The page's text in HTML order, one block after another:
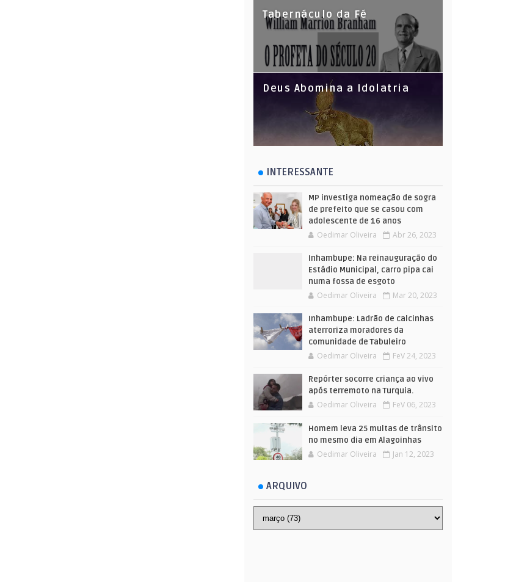
Tabernáculo da Fé
Deus Abomina a Idolatria
INTERESSANTE
MP investiga nomeação de sogra
de prefeito que se casou com
adolescente de 16 anos
Oedimar Oliveira Abr 26, 2023
Inhambupe: Na reinauguração do
Estádio Municipal, carro pipa cai
numa fossa de esgoto
Oedimar Oliveira Mar 20, 2023
Inhambupe: Ladrão de calcinhas
aterroriza moradores da
comunidade de Tabuleiro
Oedimar Oliveira FeV 24, 2023
Repórter socorre criança ao vivo
após terremoto na Turquia.
Oedimar Oliveira FeV 06, 2023
Homem leva 25 multas de trânsito
no mesmo dia em Alagoinhas
Oedimar Oliveira Jan 12, 2023
ARQUIVO